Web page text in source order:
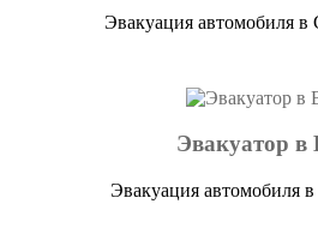
Эвакуация автомобиля
Эвакуатор
Эвакуация автомобиля